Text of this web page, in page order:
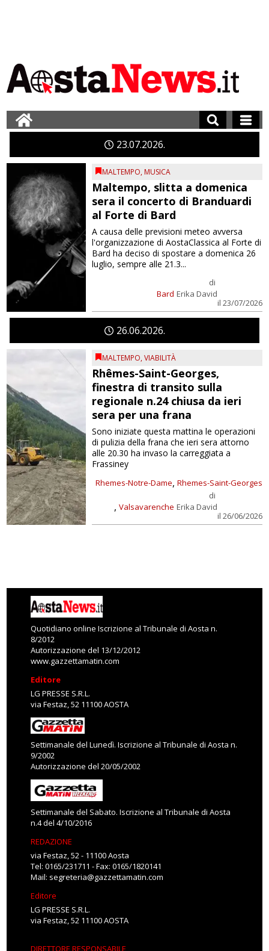
2307 2026
MALTEMPO, MUSICA
Maltempo, slitta a domenica
sera il concerto di Branduardi
al Forte di Bard
Bard
di
Erika David
il 23/07/2026
A causa delle previsioni meteo avversa
l'organizzazione di AostaClassica al Forte di
Bard ha deciso di spostare a domenica 26
luglio, sempre alle 21.3...
2606 2026
MALTEMPO,VIABILITÀ
Rhêmes-Saint-Georges,
finestra di transito sulla
regionale n.24 chiusa da ieri
sera per una frana
Rhemes-Notre-Dame, Rhemes-Saint-Georges
, Valsavarenche
di
Erika David
il 26/06/2026
Sono iniziate questa mattina le operazioni
di pulizia della frana che ieri sera attorno
alle 20.30 ha invaso la carreggiata a
Frassiney
Quotidiano online Iscrizione al Tribunale di Aosta n.
8/2012
Autorizzazione del 13/12/2012
www.gazzettamatin.com
Editore
LG PRESSE S.R.L.
via Festaz, 52 11100 AOSTA
Settimanale del Lunedì. Iscrizione al Tribunale di Aosta n.
9/2002
Autorizzazione del 20/05/2002
Settimanale del Sabato. Iscrizione al Tribunale di Aosta
n.4 del 4/10/2016
REDAZIONE
via Festaz, 52 - 11100 Aosta
Tel: 0165/231711 - Fax: 0165/1820141
Mail: segreteria@gazzettamatin.com
Editore
LG PRESSE S.R.L.
via Festaz, 52 11100 AOSTA
DIRETTORE RESPONSABILE